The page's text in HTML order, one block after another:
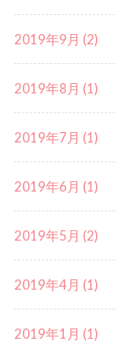
2019年9月 (2)
2019年8月 (1)
2019年7月 (1)
2019年6月 (1)
2019年5月 (2)
2019年4月 (1)
2019年1月 (1)